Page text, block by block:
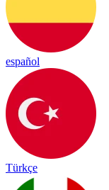
español
Türkçe